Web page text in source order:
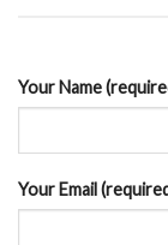
Your Name
Your Email